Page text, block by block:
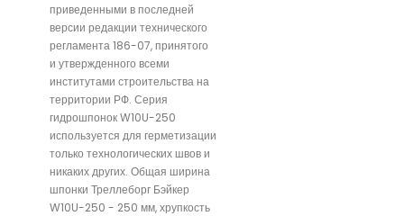
приведенными в последней
версии редакции технического
регламента 186-07, принятого
и утвержденного всеми
институтами строительства на
территории РФ. Серия
гидрошпонок W10U-250
используется для герметизации
только технологических швов и
никаких других. Общая ширина
шпонки Треллеборг Бэйкер
W10U-250 - 250 мм, хрупкость